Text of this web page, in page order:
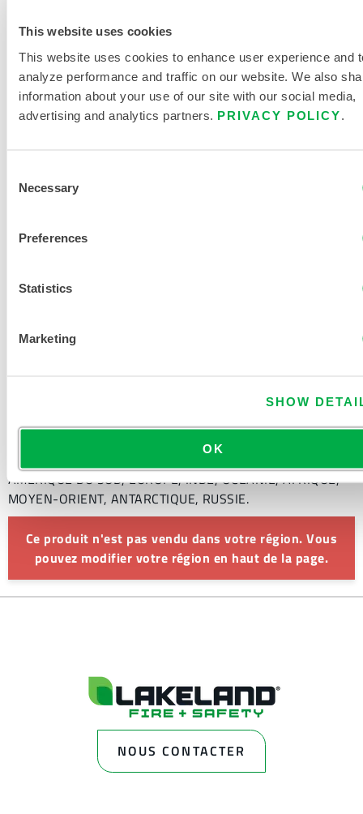
This website uses cookies
This website uses cookies to enhance user experience and
analyze performance and traffic on our website. We also
information about your use of our site with our social media,
advertising and analytics partners. PRIVACY POLICY
Selection
Necessary
Preferences
Statistics
Marketing
SHOW
OK
RECHERCHE DE
PRODUITS CHIMIQUES
Disponible dans les régions de vente suivantes : MEXIQUE,
AMERIQUE DU SUD, EUROPE, INDE, OCEANIE, AFRIQUE,
MOYEN-ORIENT, ANTARCTIQUE, RUSSIE.
Ce produit n'est pas vendu dans votre région. Vous
pouvez modifier votre région en haut de la page.
NOUS CONTACTER